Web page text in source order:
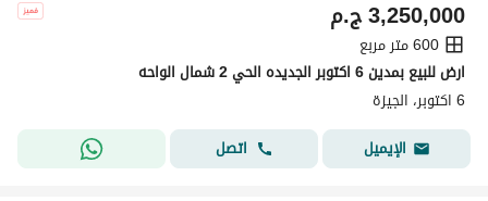
ج.م3,250,000
600 متر مربع
ارض للبيع بمدين 6 اكتوبر الجديده الحي 2 شمال الواحه
6 اكتوبر، الجيزة
الإيميل
اتصل